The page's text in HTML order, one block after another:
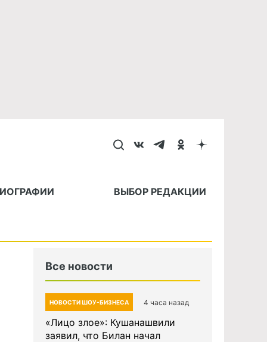
ВЫБОР РЕДАКЦИИ
Все новости
НОВОСТИ ШОУ-БИЗНЕСА 4 часа назад
«Лицо злое»: Кушанашвили
заявил, что Билан начал